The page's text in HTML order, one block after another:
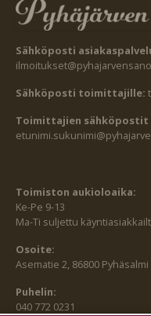
Sähköposti
Sähköposti toimittajille:
Toimittajien sähköpostit
Toimiston aukioloaika:
Ke-Pe 9-13
Ma-Ti suljettu
Osoite:
Asematie 2, 86800 Pyhäsalmi
Puhelin:
040 772 0231